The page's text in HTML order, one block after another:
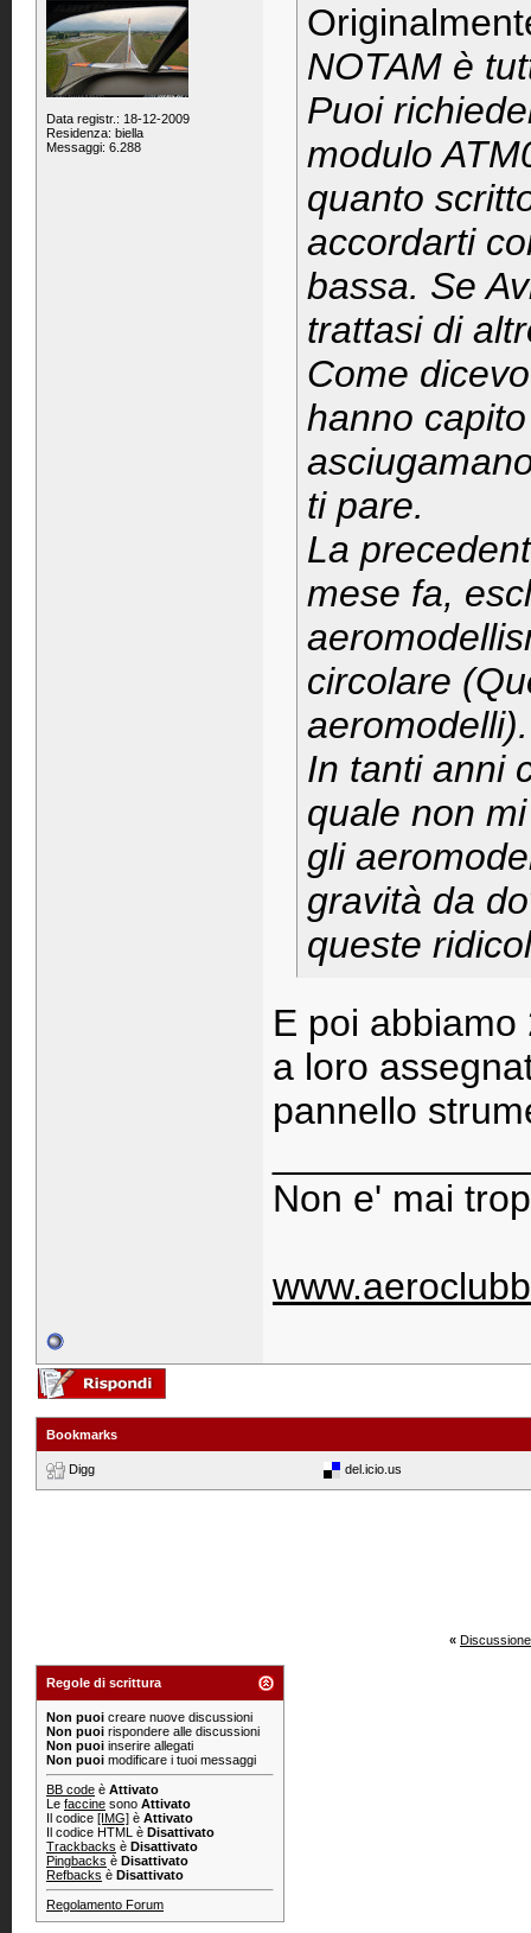
Data registr.: 18-12-2009
Residenza: biella
Messaggi: 6.288
NOTAM è
Puoi
modulo
quanto
accordarti
bassa. Se
trattasi di
Come
hanno
ti pare.
La
mese fa,
circolare
aeromodelli).
In tanti anni
quale non
gli
gravità da
queste
E poi
a loro
pannello
Non e' mai
Bookmarks
Digg del.icio.us
«
Regole di scrittura
Non puoi creare nuove discussioni
Non puoi rispondere alle discussioni
Non puoi inserire allegati
Non puoi modificare i tuoi messaggi
BB code è Attivato
Le faccine sono Attivato
Il codice [IMG] è Attivato
Il codice HTML è Disattivato
Trackbacks è Disattivato
Pingbacks è Disattivato
Refbacks è Disattivato
Regolamento Forum